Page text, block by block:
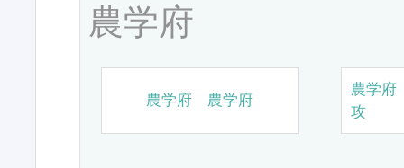
農学府
農学府 農学府
農学
攻